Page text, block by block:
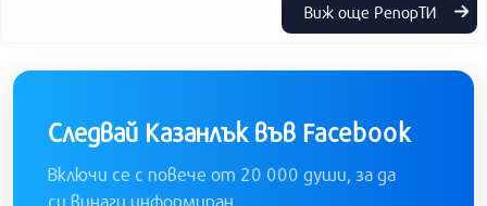
Виж още РепорТИ
Следвай Казанлък във Facebook
Включи се с повече от 20 000 души, за да
си винаги информиран